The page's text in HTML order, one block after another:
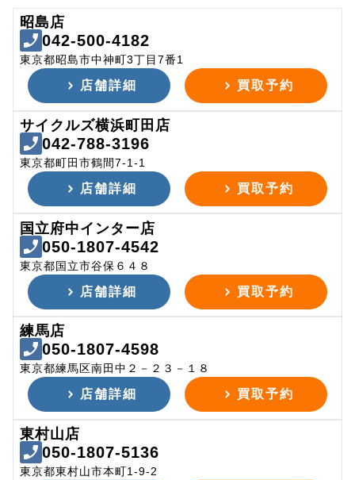
昭島店
042-500-4182
東京都昭島市中神町3丁目7番1
店舗詳細 買取予約
サイクルズ横浜町田店
042-788-3196
東京都町田市鶴間7-1-1
店舗詳細 買取予約
国立府中インター店
050-1807-4542
東京都国立市谷保６４８
店舗詳細 買取予約
練馬店
050-1807-4598
東京都練馬区南田中２－２３－１８
店舗詳細 買取予約
東村山店
050-1807-5136
東京都東村山市本町1-9-2